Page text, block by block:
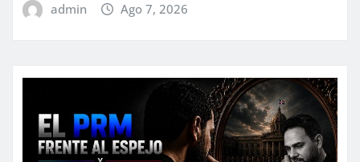
admin Ago 7, 2026